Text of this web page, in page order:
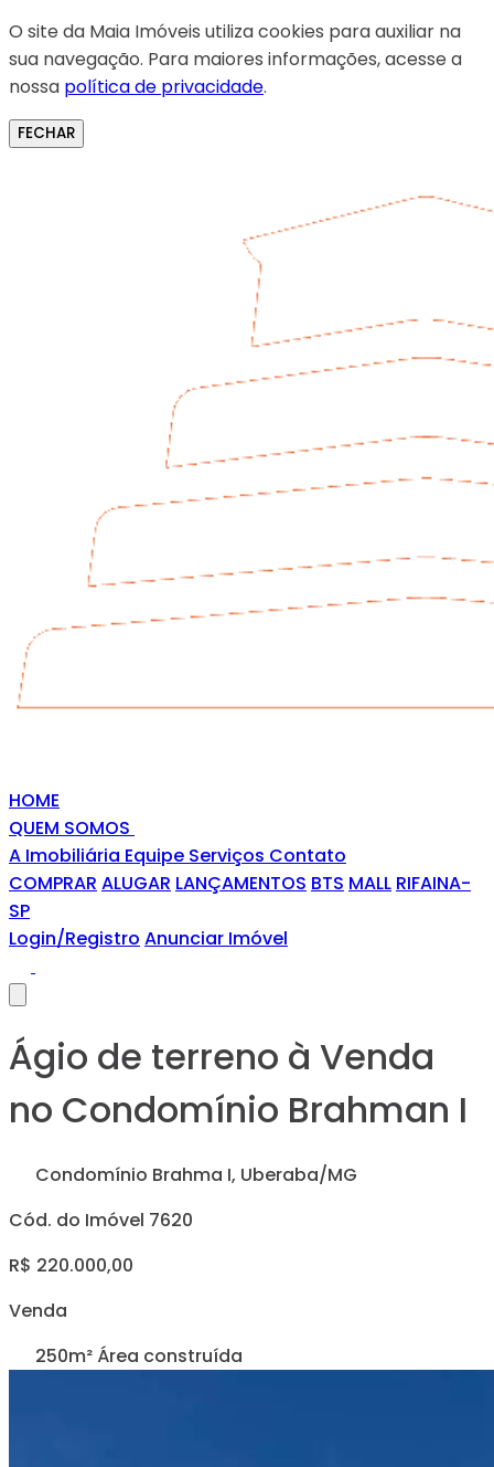
O site da Maia Imóveis utiliza cookies para auxiliar na
sua navegação. Para maiores informações, acesse a
nossa política de privacidade.
FECHAR
HOME
QUEM SOMOS
A Imobiliária Equipe Serviços Contato
COMPRAR ALUGAR LANÇAMENTOS BTS MALL RIFAINA-
SP
Login/Registro Anunciar Imóvel
Ágio de terreno à Venda
no Condomínio Brahman I
Condomínio Brahma I, Uberaba/MG
Cód. do Imóvel 7620
R$ 220.000,00
Venda
250m² Área construída